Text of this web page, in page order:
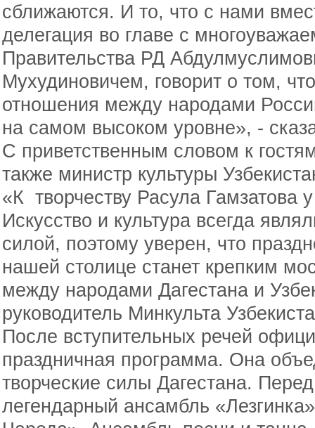
сближаются. И то, что с нами
делегация во главе с
Правительства РД
Мухудиновичем, говорит о том,
отношения между народами
на самом высоком уровне», -
С приветственным словом к
также министр культуры
«К творчеству Расула Гамзатова
Искусство и культура всегда
силой, поэтому уверен, что
нашей столице станет крепким
между народами Дагестана и
руководитель Минкульта
После вступительных речей
праздничная программа. Она
творческие силы Дагестана.
легендарный ансамбль